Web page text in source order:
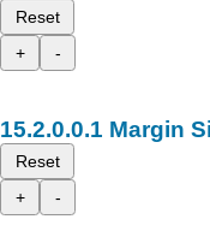
Reset
+
-
Margin
Reset
+
-